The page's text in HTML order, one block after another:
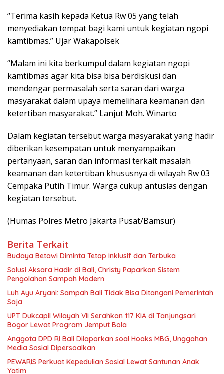
“Terima kasih kepada Ketua Rw 05 yang telah
menyediakan tempat bagi kami untuk kegiatan ngopi
kamtibmas.” Ujar Wakapolsek
“Malam ini kita berkumpul dalam kegiatan ngopi
kamtibmas agar kita bisa bisa berdiskusi dan
mendengar permasalah serta saran dari warga
masyarakat dalam upaya memelihara keamanan dan
ketertiban masyarakat.” Lanjut Moh. Winarto
Dalam kegiatan tersebut warga masyarakat yang hadir
diberikan kesempatan untuk menyampaikan
pertanyaan, saran dan informasi terkait masalah
keamanan dan ketertiban khususnya di wilayah Rw 03
Cempaka Putih Timur. Warga cukup antusias dengan
kegiatan tersebut.
(Humas Polres Metro Jakarta Pusat/Bamsur)
Berita Terkait
Budaya Betawi Diminta Tetap Inklusif dan Terbuka
Solusi Aksara Hadir di Bali, Christy Paparkan Sistem
Pengolahan Sampah Modern
Luh Ayu Aryani: Sampah Bali Tidak Bisa Ditangani Pemerintah
Saja
UPT Dukcapil Wilayah VII Serahkan 117 KIA di Tanjungsari
Bogor Lewat Program Jemput Bola
Anggota DPD RI Bali Dilaporkan soal Hoaks MBG, Unggahan
Media Sosial Dipersoalkan
PEWARIS Perkuat Kepedulian Sosial Lewat Santunan Anak
Yatim